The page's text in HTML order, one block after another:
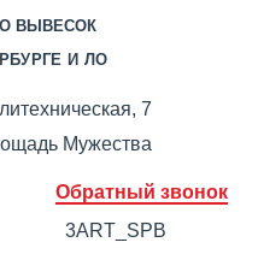
ВЫВЕСОК
И ЛО
7
Мужества
Обратный звонок
3ART_SPB